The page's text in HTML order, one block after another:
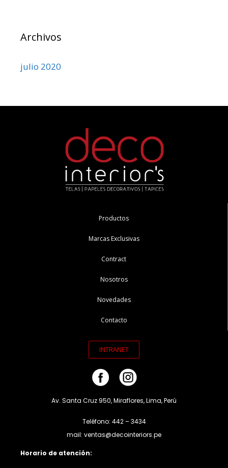
Archivos
julio 2020
Productos
Marcas Exclusivas
Contract
Nosotros
Novedades
Contacto
INTRANET
Av. Santa Cruz 950, Miraflores, Lima, Perú
Teléfono: 442 – 3434
mail: ventas@decointeriors.pe
Horario de atención: